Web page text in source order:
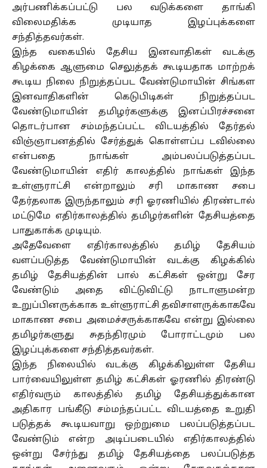
அர்பணிக்கப்பட்டு பல வடுக்களை தாங்கி
விலைமதிக்க முடியாத இழப்புக்களை
சந்தித்தவர்கள்.
இந்த வகையில் தேசிய இனவாதிகள் வடக்கு
கிழக்கை ஆளுமை செலுத்தக் கூடியதாக மாற்றக்
கூடிய நிலை நிறுத்தப்பட வேண்டுமாயின் சிங்கள
இனவாதிகளின் கெடுபிடிகள் நிறுத்தப்பட
வேண்டுமாயின் தமிழர்களுக்கு இனப்பிரச்சனை
தொடர்பான சம்மந்தப்பட்ட விடயத்தில் தேர்தல்
விஞ்ஞாபனத்தில் சேர்த்துக் கொள்ளப்ப டவில்லை
என்பதை நாங்கள் அம்பலப்படுத்தப்பட
வேண்டுமாயின் எதிர் காலத்தில் நாங்கள் இந்த
உள்ளுராட்சி என்றாலும் சரி மாகாண சபை
தேர்தலாக இருந்தாலும் சரி ஓரணியில் திரண்டால்
மட்டுமே எதிர்காலத்தில் தமிழர்களின் தேசியத்தை
பாதுகாக்க முடியும்.
அதேவேளை எதிர்காலத்தில் தமிழ் தேசியம்
வளப்படுத்த வேண்டுமாயின் வடக்கு கிழக்கில்
தமிழ் தேசியத்தின் பால் கட்சிகள் ஒன்று சேர
வேண்டும் அதை விட்டுவிட்டு நாடாளுமன்ற
உறுப்பினருக்காக உள்ளுராட்சி தவிசாளருக்காகவே
மாகாண சபை அமைச்சருக்காகவே என்று இல்லை
தமிழர்களுது சுதந்திரமும் போராட்டமும் பல
இழப்புக்களை சந்தித்தவர்கள்.
இந்த நிலையில் வடக்கு கிழக்கிலுள்ள தேசிய
பார்வையிலுள்ள தமிழ் கட்சிகள் ஓரணில் திரண்டு
எதிர்வரும் காலத்தில் தமிழ் தேசியத்துக்கான
அதிகார பங்கீடு சம்மந்தப்பட்ட விடயத்தை உறுதி
படுத்தக் கூடியவாறு ஒற்றுமை பலப்படுத்தப்பட
வேண்டும் என்ற அடிப்படையில் எதிர்காலத்தில்
ஒன்று சேர்ந்து தமிழ் தேசியத்தை பலப்படுத்த